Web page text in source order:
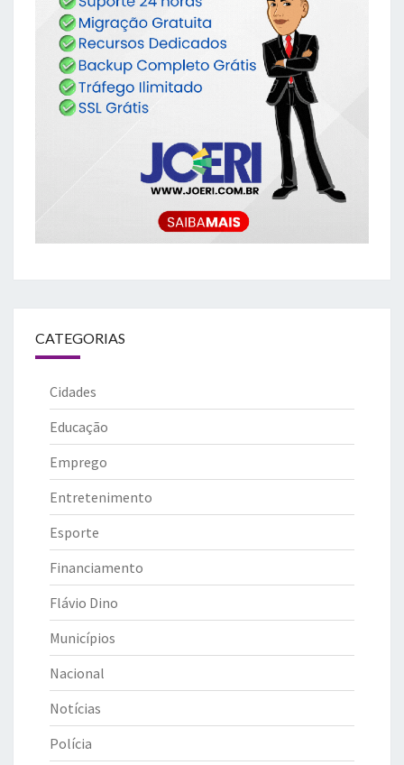
CATEGORIAS
Cidades
Educação
Emprego
Entretenimento
Esporte
Financiamento
Flávio Dino
Municípios
Nacional
Notícias
Polícia